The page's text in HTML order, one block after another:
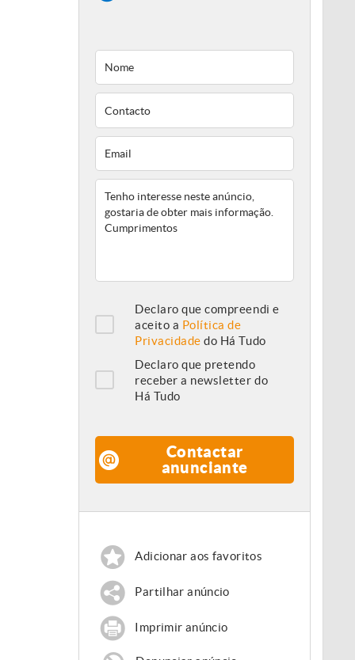
Declaro que compreendi e
aceito a Política de
Privacidade do Há Tudo
Declaro que pretendo
receber a newsletter do
Há Tudo
Contactar
anunciante
Adicionar aos favoritos
Partilhar anúncio
Imprimir anúncio